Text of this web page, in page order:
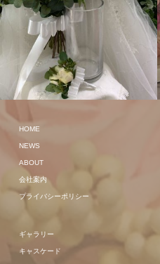
クラッチ
HOME
NEWS
ABOUT
会社案内
プライバシーポリシー
ギャラリー
キャスケード